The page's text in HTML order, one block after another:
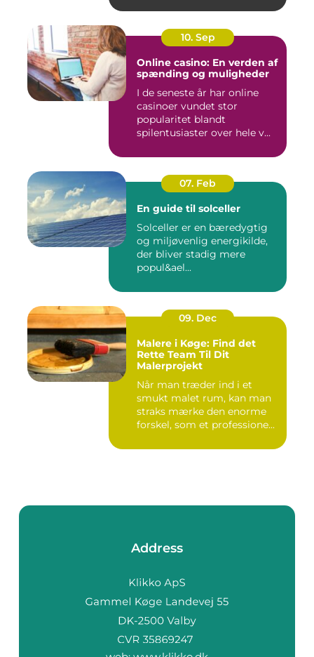
10. Sep
Online casino: En verden af
spænding og muligheder
I de seneste år har online
casinoer vundet stor
popularitet blandt
spilentusiaster over hele v...
07. Feb
En guide til solceller
Solceller er en bæredygtig
og miljøvenlig energikilde,
der bliver stadig mere
popul&ael...
09. Dec
Malere i Køge: Find det
Rette Team Til Dit
Malerprojekt
Når man træder ind i et
smukt malet rum, kan man
straks mærke den enorme
forskel, som et professione...
Address